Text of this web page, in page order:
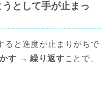
として手が止まっ
ると進度が止まりがちで
す → 繰り返すことで、